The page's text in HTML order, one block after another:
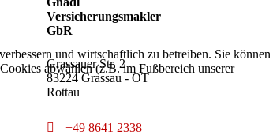
und wirtschaftlich zu betreiben. Sie können
abwählen (z.B. im Fußbereich unserer
Versicherungsmakler
GbR
Grassauer Str. 2
83224 Grassau - OT
Rottau
+49 8641 2338